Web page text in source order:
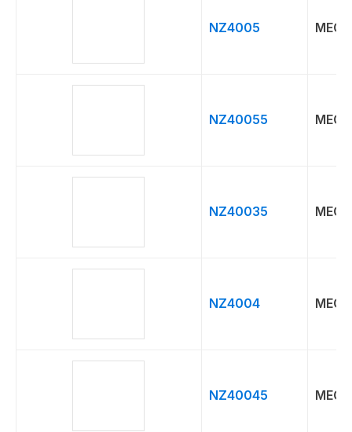
NZ4005 MEG
NZ40055 MEG
NZ40035 MEG
NZ4004 MEG
NZ40045 MEG